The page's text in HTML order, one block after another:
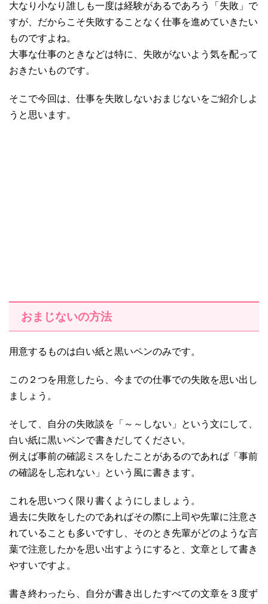
大なり小なり誰しも一度は経験があるであろう「失敗」で
すが、だからこそ失敗することなく仕事を進めていきたい
ものですよね。
大事な仕事のときなどは特に、失敗がないよう気を配って
おきたいものです。
そこで今回は、仕事を失敗しないおまじないをご紹介しよ
うと思います。
おまじないの方法
用意するものは白い紙と黒いペンのみです。
この２つを用意したら、今までの仕事での失敗を思い出し
ましょう。
そして、自分の失敗談を「～～しない」という文にして、
白い紙に黒いペンで書きだしてください。
例えば事前の確認ミスをしたことがあるのであれば「事前
の確認をし忘れない」という風に書きます。
これを思いつく限り書くようにしましょう。
過去に失敗をしたのであればその際に上司や先輩に注意さ
れていることも多いですし、そのとき先輩がどのような言
葉で注意したかを思い出すようにすると、文章として書き
やすいですよ。
書き終わったら、自分が書き出したすべての文章を３度ず